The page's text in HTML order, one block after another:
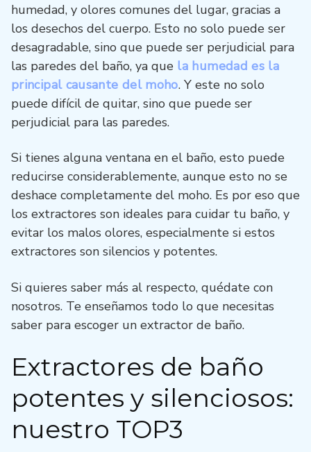
humedad, y olores comunes del lugar, gracias a
los desechos del cuerpo. Esto no solo puede ser
desagradable, sino que puede ser perjudicial para
las paredes del baño, ya que la humedad es la
principal causante del moho. Y este no solo
puede difícil de quitar, sino que puede ser
perjudicial para las paredes.
Si tienes alguna ventana en el baño, esto puede
reducirse considerablemente, aunque esto no se
deshace completamente del moho. Es por eso que
los extractores son ideales para cuidar tu baño, y
evitar los malos olores, especialmente si estos
extractores son silencios y potentes.
Si quieres saber más al respecto, quédate con
nosotros. Te enseñamos todo lo que necesitas
saber para escoger un extractor de baño.
Extractores de baño
potentes y silenciosos:
nuestro TOP3